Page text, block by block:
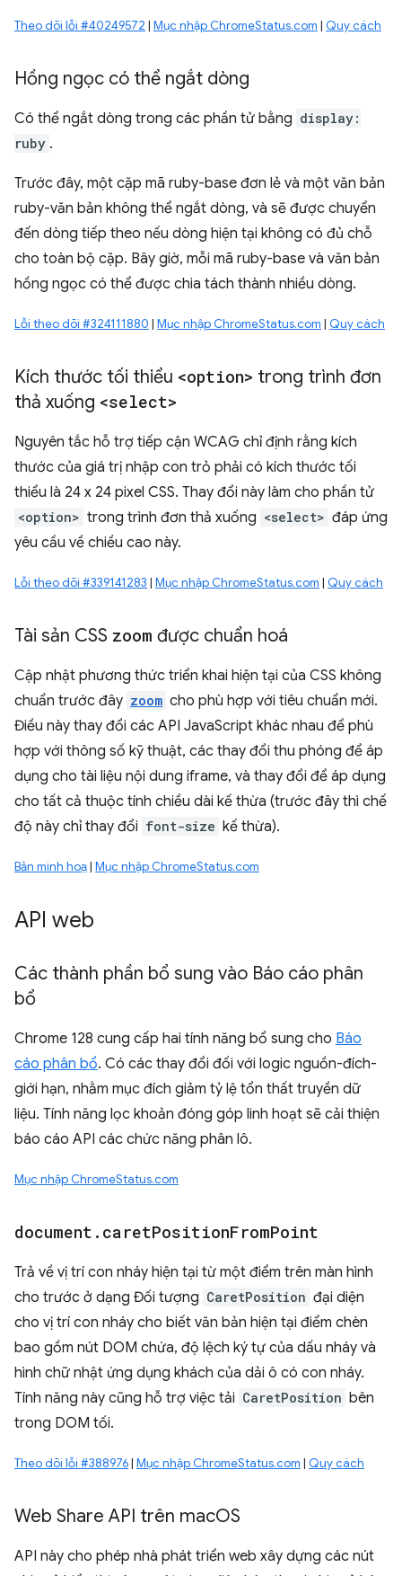
Theo dõi lỗi #40249572 | Mục nhập ChromeStatus.com | Quy cách
Hồng ngọc có thể ngắt dòng
Có thể ngắt dòng trong các phần tử bằng display:
ruby .
Trước đây, một cặp mã ruby-base đơn lẻ và một văn bản
ruby-văn bản không thể ngắt dòng, và sẽ được chuyển
đến dòng tiếp theo nếu dòng hiện tại không có đủ chỗ
cho toàn bộ cặp. Bây giờ, mỗi mã ruby-base và văn bản
hồng ngọc có thể được chia tách thành nhiều dòng.
Lỗi theo dõi #324111880 | Mục nhập ChromeStatus.com | Quy cách
Kích thước tối thiểu <option> trong trình đơn
thả xuống <select>
Nguyên tắc hỗ trợ tiếp cận WCAG chỉ định rằng kích
thước của giá trị nhập con trỏ phải có kích thước tối
thiểu là 24 x 24 pixel CSS. Thay đổi này làm cho phần tử
<option> trong trình đơn thả xuống <select> đáp ứng
yêu cầu về chiều cao này.
Lỗi theo dõi #339141283 | Mục nhập ChromeStatus.com | Quy cách
Tài sản CSS zoom được chuẩn hoá
Cập nhật phương thức triển khai hiện tại của CSS không
chuẩn trước đây zoom cho phù hợp với tiêu chuẩn mới.
Điều này thay đổi các API JavaScript khác nhau để phù
hợp với thông số kỹ thuật, các thay đổi thu phóng để áp
dụng cho tài liệu nội dung iframe, và thay đổi để áp dụng
cho tất cả thuộc tính chiều dài kế thừa (trước đây thì chế
độ này chỉ thay đổi font-size kế thừa).
Bản minh hoạ| Mục nhập ChromeStatus.com
API web
Các thành phần bổ sung vào Báo cáo phân
bổ
Chrome 128 cung cấp hai tính năng bổ sung cho Báo
cáo phân bổ. Có các thay đổi đối với logic nguồn-đích-
giới hạn, nhằm mục đích giảm tỷ lệ tổn thất truyền dữ
liệu. Tính năng lọc khoản đóng góp linh hoạt sẽ cải thiện
báo cáo API các chức năng phân lô.
Mục nhập ChromeStatus.com
document . caretPositionFromPoint
Trả về vị trí con nháy hiện tại từ một điểm trên màn hình
cho trước ở dạng Đối tượng CaretPosition đại diện
cho vị trí con nháy cho biết văn bản hiện tại điểm chèn
bao gồm nút DOM chứa, độ lệch ký tự của dấu nháy và
hình chữ nhật ứng dụng khách của dải ô có con nháy.
Tính năng này cũng hỗ trợ việc tải CaretPosition bên
trong DOM tối.
Theo dõi lỗi #388976| Mục nhập ChromeStatus.com | Quy cách
Web Share API trên macOS
API này cho phép nhà phát triển web xây dựng các nút